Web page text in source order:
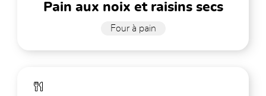
pain aux noix et raisins secs
Four à pain